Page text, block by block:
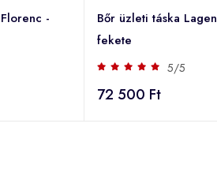
-
Bőr üzleti táska
fekete
5/5
72 500 Ft